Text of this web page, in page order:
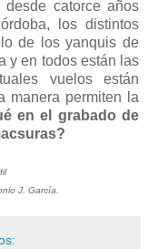
catorce años
los distintos
de los yanquis de
y en todos están las
vuelos están
manera permiten la
en el grabado de
J. García.